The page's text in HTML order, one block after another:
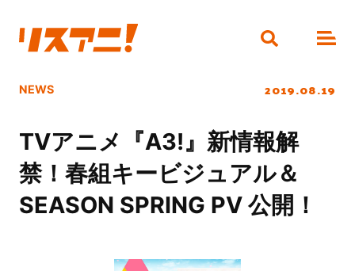
NEWS 2019.08.19
TVアニメ『A3!』新情報解
禁！春組キービジュアル＆
SEASON SPRING PV 公開！